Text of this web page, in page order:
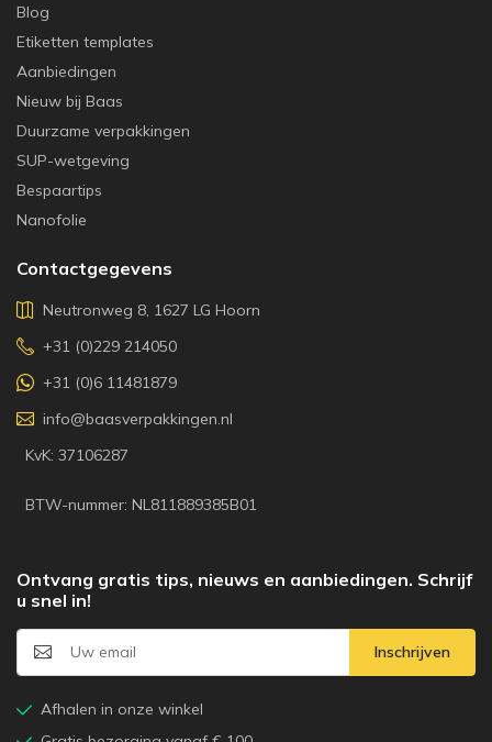
Blog
Etiketten templates
Aanbiedingen
Nieuw bij Baas
Duurzame verpakkingen
SUP-wetgeving
Bespaartips
Nanofolie
Contactgegevens
Neutronweg 8, 1627 LG Hoorn
+31 (0)229 214050
+31 (0)6 11481879
info@baasverpakkingen.nl
KvK: 37106287
BTW-nummer: NL811889385B01
Ontvang gratis tips, nieuws en aanbiedingen. Schrijf
u snel in!
Inschrijven
Afhalen in onze winkel